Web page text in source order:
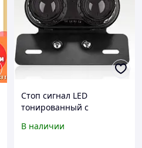
Стоп сигнал LED
тонированный с
мотоцикл скутер
В наличии